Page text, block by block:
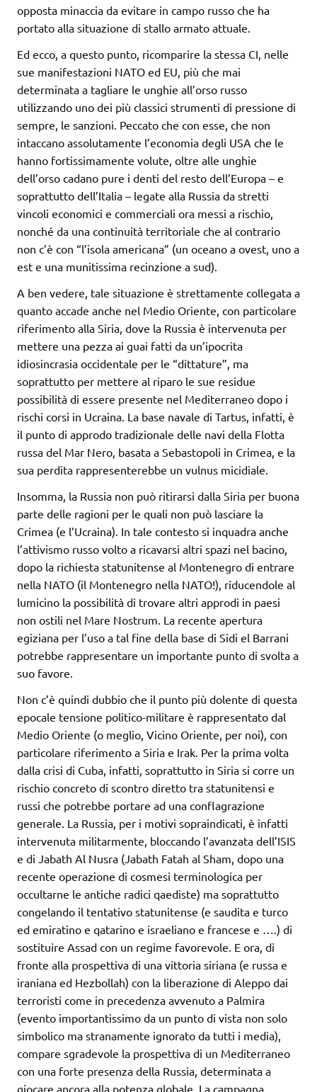
opposta minaccia da evitare in campo russo che ha
portato alla situazione di stallo armato attuale.
Ed ecco, a questo punto, ricomparire la stessa CI, nelle
sue manifestazioni NATO ed EU, più che mai
determinata a tagliare le unghie all’orso russo
utilizzando uno dei più classici strumenti di pressione di
sempre, le sanzioni. Peccato che con esse, che non
intaccano assolutamente l’economia degli USA che le
hanno fortissimamente volute, oltre alle unghie
dell’orso cadano pure i denti del resto dell’Europa – e
soprattutto dell’Italia – legate alla Russia da stretti
vincoli economici e commerciali ora messi a rischio,
nonché da una continuità territoriale che al contrario
non c’è con “l’isola americana” (un oceano a ovest, uno a
est e una munitissima recinzione a sud).
A ben vedere, tale situazione è strettamente collegata a
quanto accade anche nel Medio Oriente, con particolare
riferimento alla Siria, dove la Russia è intervenuta per
mettere una pezza ai guai fatti da un’ipocrita
idiosincrasia occidentale per le “dittature”, ma
soprattutto per mettere al riparo le sue residue
possibilità di essere presente nel Mediterraneo dopo i
rischi corsi in Ucraina. La base navale di Tartus, infatti, è
il punto di approdo tradizionale delle navi della Flotta
russa del Mar Nero, basata a Sebastopoli in Crimea, e la
sua perdita rappresenterebbe un vulnus micidiale.
Insomma, la Russia non può ritirarsi dalla Siria per buona
parte delle ragioni per le quali non può lasciare la
Crimea (e l’Ucraina). In tale contesto si inquadra anche
l’attivismo russo volto a ricavarsi altri spazi nel bacino,
dopo la richiesta statunitense al Montenegro di entrare
nella NATO (il Montenegro nella NATO!), riducendole al
lumicino la possibilità di trovare altri approdi in paesi
non ostili nel Mare Nostrum. La recente apertura
egiziana per l’uso a tal fine della base di Sidi el Barrani
potrebbe rappresentare un importante punto di svolta a
suo favore.
Non c’è quindi dubbio che il punto più dolente di questa
epocale tensione politico-militare è rappresentato dal
Medio Oriente (o meglio, Vicino Oriente, per noi), con
particolare riferimento a Siria e Irak. Per la prima volta
dalla crisi di Cuba, infatti, soprattutto in Siria si corre un
rischio concreto di scontro diretto tra statunitensi e
russi che potrebbe portare ad una conflagrazione
generale. La Russia, per i motivi sopraindicati, è infatti
intervenuta militarmente, bloccando l’avanzata dell’ISIS
e di Jabath Al Nusra (Jabath Fatah al Sham, dopo una
recente operazione di cosmesi terminologica per
occultarne le antiche radici qaediste) ma soprattutto
congelando il tentativo statunitense (e saudita e turco
ed emiratino e qatarino e israeliano e francese e ….) di
sostituire Assad con un regime favorevole. E ora, di
fronte alla prospettiva di una vittoria siriana (e russa e
iraniana ed Hezbollah) con la liberazione di Aleppo dai
terroristi come in precedenza avvenuto a Palmira
(evento importantissimo da un punto di vista non solo
simbolico ma stranamente ignorato da tutti i media),
compare sgradevole la prospettiva di un Mediterraneo
con una forte presenza della Russia, determinata a
giocare ancora alla potenza globale. La campagna